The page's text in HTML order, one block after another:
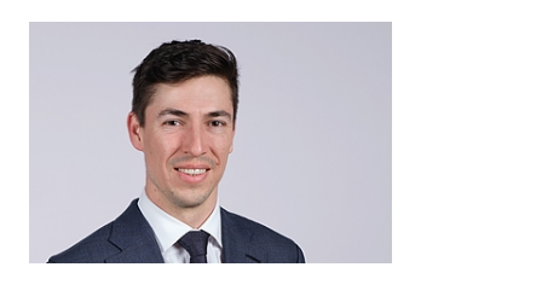
Vorlesungsverzeichnis
Bibliothek
Sportangebot
Menuplan Mensa
Anmeldung und Zulassung